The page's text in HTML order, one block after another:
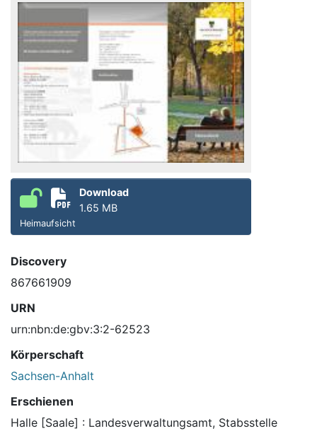
Download
1.65 MB
Heimaufsicht
Discovery
867661909
URN
urn:nbn:de:gbv:3:2-62523
Körperschaft
Sachsen-Anhalt
Erschienen
Halle [Saale] : Landesverwaltungsamt, Stabsstelle